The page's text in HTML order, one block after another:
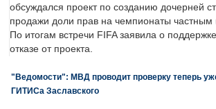
обсуждался проект по созданию дочерней
продажи доли прав на чемпионаты частным
По итогам встречи FIFA заявила о
отказе от проекта.
"Ведомости": МВД проводит проверку теперь
ГИТИСа Заславского